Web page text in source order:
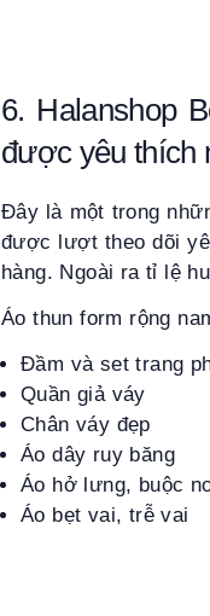
6. Halanshop
được yêu thích
Đây là một trong
được lượt theo dõi
hàng. Ngoài ra tỉ lệ
Áo thun form rộng
Đầm và set trang
Quần giả váy
Chân váy đẹp
Áo dây ruy băng
Áo hở lưng, buộc
Áo bẹt vai, trễ vai